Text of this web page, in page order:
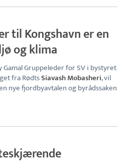
til Kongshavn er en
og klima
Gamal Gruppeleder for SV i bystyret
fra RødtsSiavash Mobasheri, vil
nye fjordbyavtalen og byrådssaken